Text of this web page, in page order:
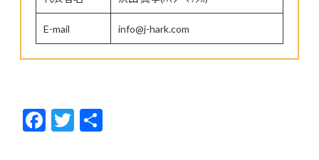
E-mail info@j-hark.com
F
ac
T
w